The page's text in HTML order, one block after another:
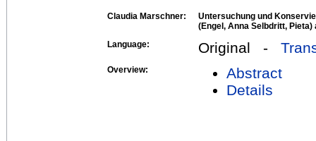
Claudia Marschner:
Untersuchung und
(Engel, Anna Selbdritt,
Language:
Original -
Overview:
Abstract
Details